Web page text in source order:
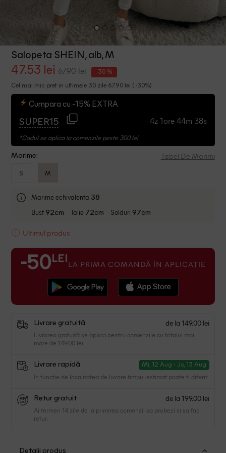
Salopeta SHEIN, alb, M
47.53 lei 67.90 lei -30 %
Cel mai mic pret in ultimele 30 zile 67.90 lei ( -30%)
Cumpara cu -15% EXTRA
SUPER15 4z 1ore 44m 38s
*Codul se aplica la comenzile peste 300 lei
Marime: Tabel De Marimi
S M
Marime echivalenta 38
Bust 92cm Talie 72cm Solduri 97cm
Ultimul produs
-50 LEI LA PRIMA COMANDĂ ÎN APLICAȚIE
Livrare gratuită de la 149.00 lei
Livrarea gratuită se aplica pentru comenzile cu totalul mai
mare de 149.00 lei
Livrare rapidă Mi, 12 Aug - Jo, 13 Aug
In functie de localitatea de livrare timpul estimat poate fi diferit.
Retur gratuit de la 199.00 lei
Ai termen 14 zile de la primirea comenzii sa probezi si sa faci
retur.
Detalii produs